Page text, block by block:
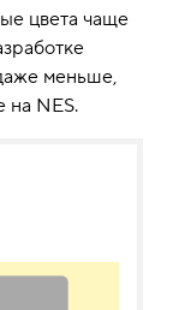
цвета чаще
меньше,
на NES.